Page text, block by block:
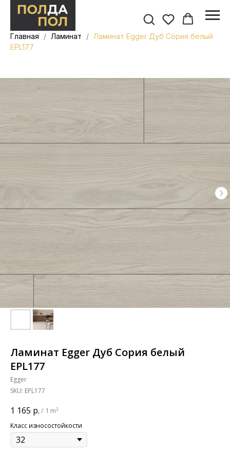
Главная Ламинат
Ламинат Egger Дуб Сория белый
EPL177
Ламинат Egger Дуб Сория белый
EPL177
Egger
SKU: EPL177
1 165 р. / 1 m²
Класс износостойкости